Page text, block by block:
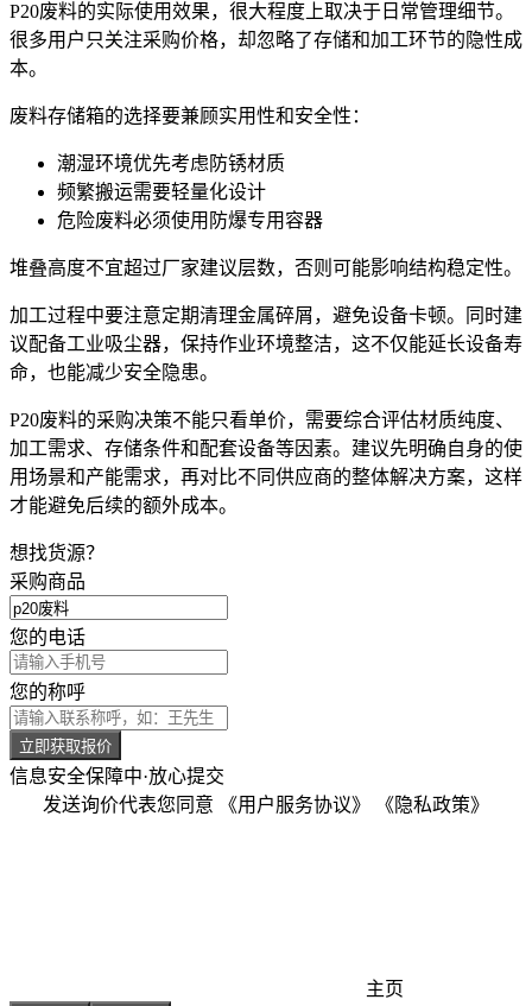
P20废料的实际使用效果，很大程度上取决于日常管理细节。
很多用户只关注采购价格，却忽略了存储和加工环节的隐性成
本。
废料存储箱的选择要兼顾实用性和安全性：
潮湿环境优先考虑防锈材质
频繁搬运需要轻量化设计
危险废料必须使用防爆专用容器
堆叠高度不宜超过厂家建议层数，否则可能影响结构稳定性。
加工过程中要注意定期清理金属碎屑，避免设备卡顿。同时建
议配备工业吸尘器，保持作业环境整洁，这不仅能延长设备寿
命，也能减少安全隐患。
P20废料的采购决策不能只看单价，需要综合评估材质纯度、
加工需求、存储条件和配套设备等因素。建议先明确自身的使
用场景和产能需求，再对比不同供应商的整体解决方案，这样
才能避免后续的额外成本。
想找货源？
采购商品
您的电话
您的称呼
立即获取报价
信息安全保障中·放心提交
发送询价代表您同意 《用户服务协议》 《隐私政策》
主页